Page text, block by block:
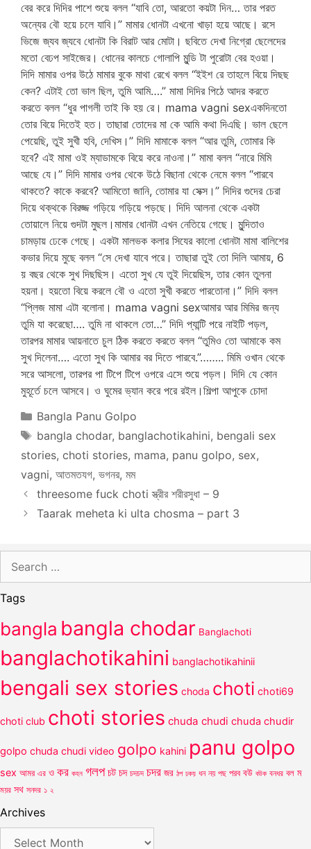
বের করে দিদির পাশে শুয়ে বলল “যাবি তো, আরতো কয়টা দিন… তার পরত
অন্যের বৌ হয়ে চলে যাবি।” মামার ধোনটা এখনো খাড়া হয়ে আছে। রসে
ভিজে জ্যব জ্যবে ধোনটা কি বিরাট আর মোটা। ছবিতে দেখা নিগ্রো ছেলেদের
মতো বেঢপ সাইজের। ধোনের কালচে গোলাপি মুন্ডি টা পুরোটা বের হওয়া।
দিদি মামার ওপর উঠে মামার বুকে মাথা রেখে বলল “ইইশ রে তাহলে বিয়ে দিছছ
কেন? এটাই তো ভাল ছিল, তুমি আমি….” মামা দিদির পিঠে আদর করতে
করতে বলল “ধুর পাগলী তাই কি হয় রে। mama vagni sexএকদিনতো
তোর বিয়ে দিতেই হত। তাছারা তোদের মা কে আমি কথা দিএছি। ভাল ছেলে
পেয়েছি, তুই সুখী হবি, দেখিস।” দিদি মামাকে বলল “আর তুমি, তোমার কি
হবে? এই মামা ওই ম্যাডামকে বিয়ে করে নাওনা।” মামা বলল “নারে মিমি
আছে যে।” দিদি মামার ওপর থেকে উঠে বিছানা থেকে নেমে বলল “পারবে
থাকতে? কাকে করবে? আমিতো জানি, তোমার যা সেক্স।” দিদির গুদের চেরা
দিয়ে থক্থকে বিরজ্জ গড়িয়ে গড়িয়ে পড়ছে। দিদি আলনা থেকে একটা
তোয়ালে নিয়ে গুদটা মুছল।মামার ধোনটা এখন নেতিয়ে গেছে। মুন্দিতাও
চামড়ায় ঢেকে গেছে। একটা মালভক কলার সিযের কালো ধোনটা মামা বালিশের
কভার দিয়ে মুছে বলল “সে দেখা যাবে পরে। তাছারা তুই তো দিলি আমায়, 6
য় বছর থেকে সুখ দিছছিস। এতো সুখ যে তুই দিয়েছিস, তার কোন তুলনা
হয়না। হয়তো বিয়ে করলে বৌ ও এতো সুখী করতে পারতোনা।” দিদি বলল
“প্লিজ মামা এটা বলোনা। mama vagni sexআমার আর মিমির জন্য
তুমি যা করেছো…. তুমি না থাকলে তো…” দিদি প্যান্টি পরে নাইটি পড়ল,
তারপর মামার আয়নাতে চুল ঠিক করতে করতে বলল “তুমিও তো আমাকে কম
সুখ দিলেনা…. এতো সুখ কি আমার বর দিতে পারবে.”…….. মিমি ওখান থেকে
সরে আসলো, তারপর পা টিপে টিপে ওপরে এসে শুয়ে পড়ল। দিদি যে কোন
মুহূর্তে চলে আসবে। ও ঘুমের ভ্যান করে পরে রইল।শিল্পা আপুকে চোদা
Categories
Bangla Panu Golpo
Tags
bangla chodar, banglachotikahini, bengali sex
stories, choti stories, mama, panu golpo, sex,
vagni, আতমতযগ, ভগনর, মম
threesome fuck choti স্ত্রীর শরীরসুধা – 9
Taarak meheta ki ulta chosma – part 3
for:
Tags
bangla bangla chodar Banglachoti
banglachotikahini banglachotikahinii
bengali sex stories choda choti choti69
choti club choti stories chuda chudi chuda chudir
golpo chuda chudi video golpo kahini panu golpo
sex আমর এর ও কর কহন গলপ চট চদ চদচদ চদর জর ঠপ ঢকয় ধন নয় পছ পরব বউ বউক বনধর বল ম
ময়র সথ সনদর ১ ২
Archives